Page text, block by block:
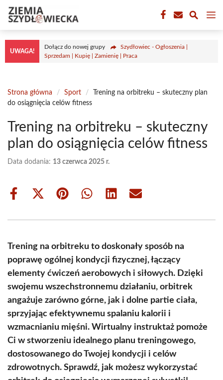
Przejdź
treści
UWAGA!
Dołącz do nowej grupy
Szydłowiec - Ogłoszenia |
Sprzedam | Kupię | Zamienię | Praca
Strona główna / Sport /
Trening na orbitreku – skuteczny plan
do osiągnięcia celów fitness
Trening na orbitreku – skuteczny
plan do osiągnięcia celów fitness
Data dodania: 13 czerwca 2025 r.
Share
Share
(Twitter)
Share Share Share Share
Trening na orbitreku to doskonały sposób na
poprawę ogólnej kondycji fizycznej, łączący
elementy ćwiczeń aerobowych i siłowych. Dzięki
swojemu wszechstronnemu działaniu, orbitrek
angażuje zarówno górne, jak i dolne partie ciała,
sprzyjając efektywnemu spalaniu kalorii i
wzmacnianiu mięśni. Wirtualny instruktaż pomoże
Ci w stworzeniu idealnego planu treningowego,
dostosowanego do Twojej kondycji i celów
zdrowotnych. Sprawdź, jak możesz wykorzystać